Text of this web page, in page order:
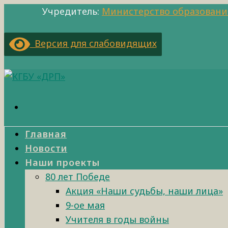
Учредитель: Министерство
Версия для слабовидящих
Главная
Новости
Наши проекты
80 лет Победе
Акция «Наши судьбы, наши лица»
9-ое мая
Учителя в годы войны